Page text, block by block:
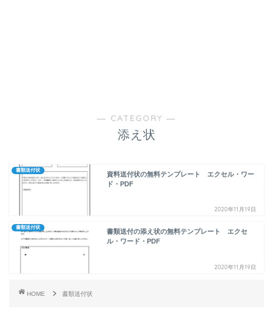
― CATEGORY ―
添え状
書類送付状
資料送付状の無料テンプレート エクセル・ワー
ド・PDF
2020年11月19日
書類送付状
書類送付の添え状の無料テンプレート エクセ
ル・ワード・PDF
2020年11月19日
HOME 書類送付状